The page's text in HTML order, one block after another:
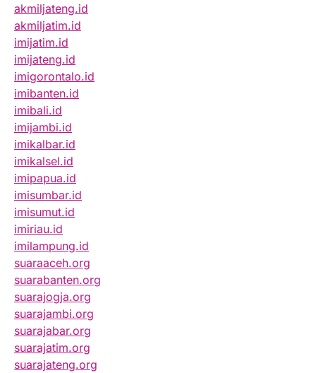
akmiljateng.id
akmiljatim.id
imijatim.id
imijateng.id
imigorontalo.id
imibanten.id
imibali.id
imijambi.id
imikalbar.id
imikalsel.id
imipapua.id
imisumbar.id
imisumut.id
imiriau.id
imilampung.id
suaraaceh.org
suarabanten.org
suarajogja.org
suarajambi.org
suarajabar.org
suarajatim.org
suarajateng.org